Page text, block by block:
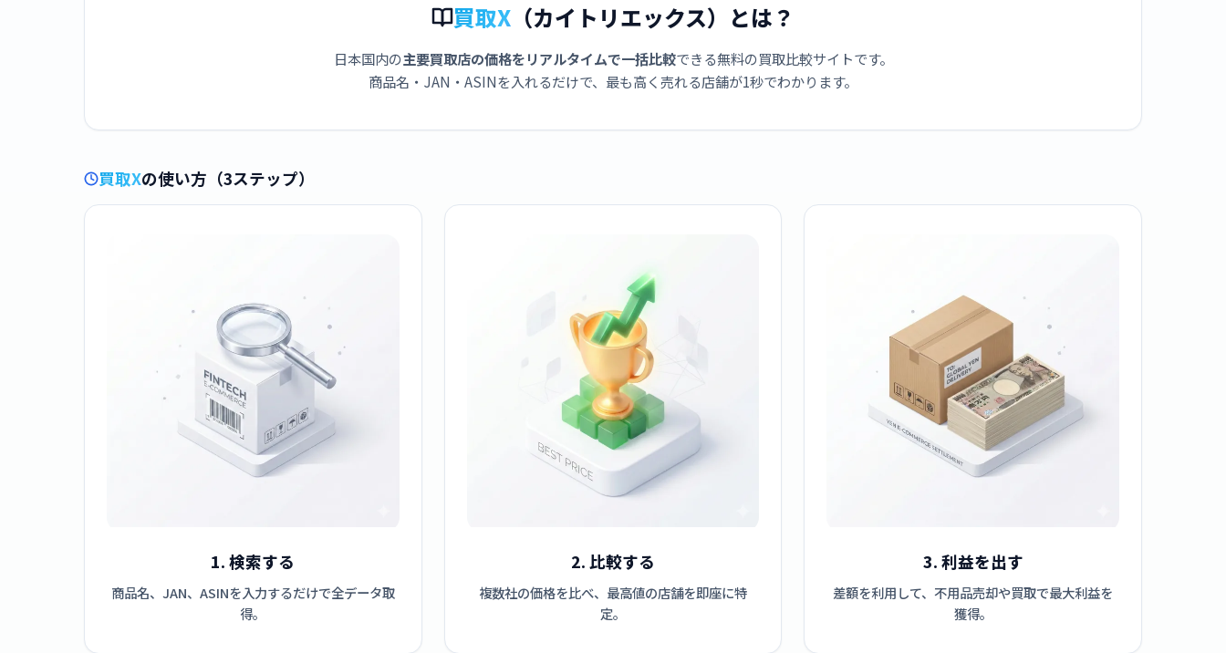
買取X （カイトリエックス）とは？
日本国内の主要買取店の価格をリアルタイムで一括比較できる無料の買取比較サイトです。
商品名・JAN・ASINを入れるだけで、最も高く売れる店舗が1秒でわかります。
買取Xの使い方（3ステップ）
1. 検索する
商品名、JAN、ASINを入力するだけで全データ取
得。
2. 比較する
複数社の価格を比べ、最高値の店舗を即座に特
定。
3. 利益を出す
差額を利用して、不用品売却や買取で最大利益を
獲得。